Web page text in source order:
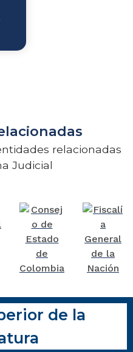
relacionadas
Judicial
de la